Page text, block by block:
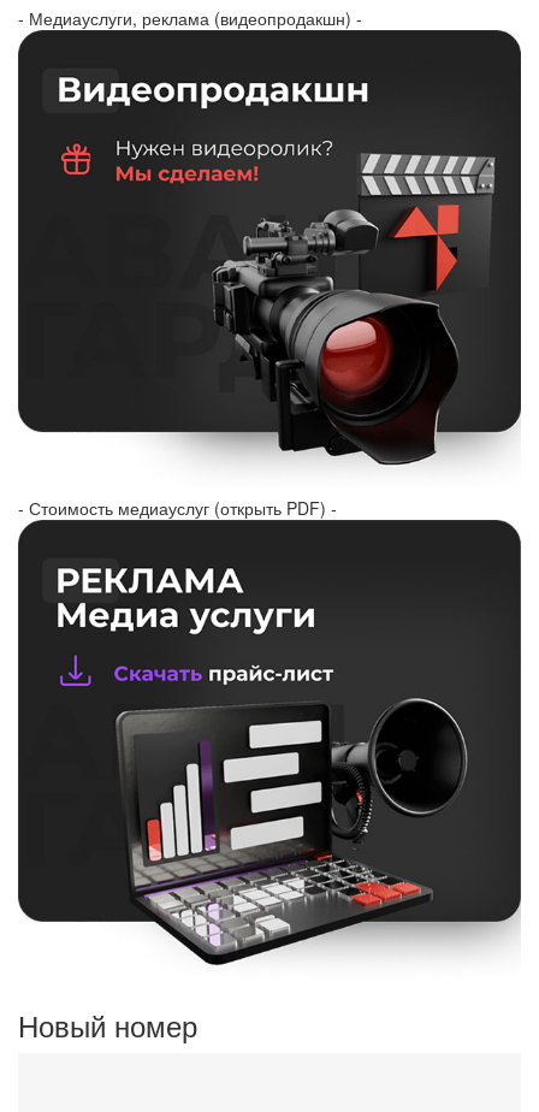
- Медиауслуги, реклама (видеопродакшн) -
- Стоимость медиауслуг (открыть PDF) -
Новый номер